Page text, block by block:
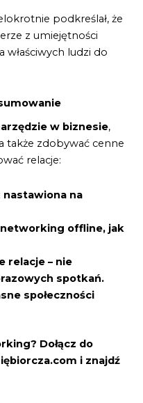
podkreślał, że
z umiejętności
właściwych ludzi do
w biznesie,
także zdobywać cenne
relacje:
nastawiona na
offline, jak
relacje – nie
spotkań.
społeczności
Dołącz do
i znajdź